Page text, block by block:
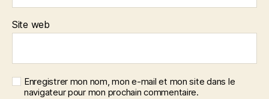
Site web
Enregistrer mon nom, mon e-mail et mon site dans le
navigateur pour mon prochain commentaire.